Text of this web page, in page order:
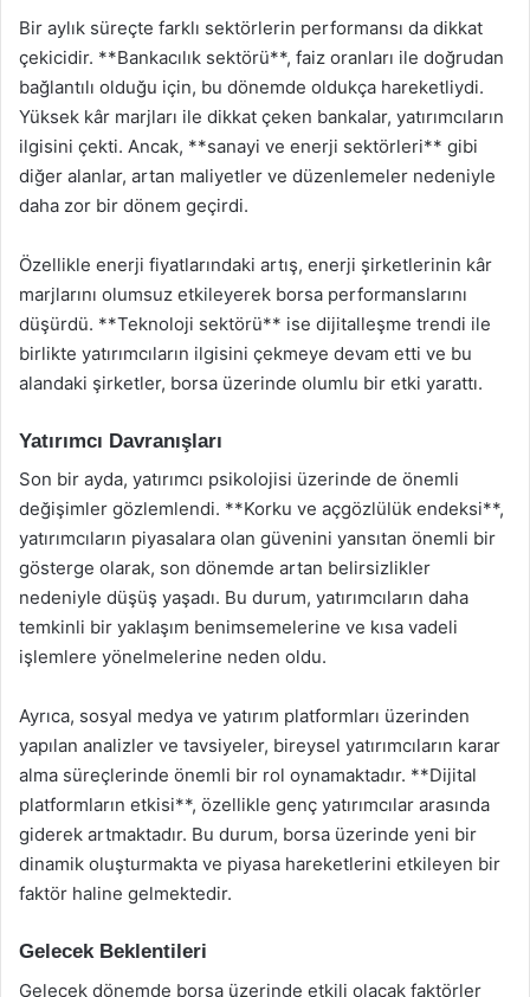
Bir aylık süreçte farklı sektörlerin performansı da dikkat
çekicidir. **Bankacılık sektörü**, faiz oranları ile doğrudan
bağlantılı olduğu için, bu dönemde oldukça hareketliydi.
Yüksek kâr marjları ile dikkat çeken bankalar, yatırımcıların
ilgisini çekti. Ancak, **sanayi ve enerji sektörleri** gibi
diğer alanlar, artan maliyetler ve düzenlemeler nedeniyle
daha zor bir dönem geçirdi.
Özellikle enerji fiyatlarındaki artış, enerji şirketlerinin kâr
marjlarını olumsuz etkileyerek borsa performanslarını
düşürdü. **Teknoloji sektörü** ise dijitalleşme trendi ile
birlikte yatırımcıların ilgisini çekmeye devam etti ve bu
alandaki şirketler, borsa üzerinde olumlu bir etki yarattı.
Yatırımcı Davranışları
Son bir ayda, yatırımcı psikolojisi üzerinde de önemli
değişimler gözlemlendi. **Korku ve açgözlülük endeksi**,
yatırımcıların piyasalara olan güvenini yansıtan önemli bir
gösterge olarak, son dönemde artan belirsizlikler
nedeniyle düşüş yaşadı. Bu durum, yatırımcıların daha
temkinli bir yaklaşım benimsemelerine ve kısa vadeli
işlemlere yönelmelerine neden oldu.
Ayrıca, sosyal medya ve yatırım platformları üzerinden
yapılan analizler ve tavsiyeler, bireysel yatırımcıların karar
alma süreçlerinde önemli bir rol oynamaktadır. **Dijital
platformların etkisi**, özellikle genç yatırımcılar arasında
giderek artmaktadır. Bu durum, borsa üzerinde yeni bir
dinamik oluşturmakta ve piyasa hareketlerini etkileyen bir
faktör haline gelmektedir.
Gelecek Beklentileri
Gelecek dönemde borsa üzerinde etkili olacak faktörler